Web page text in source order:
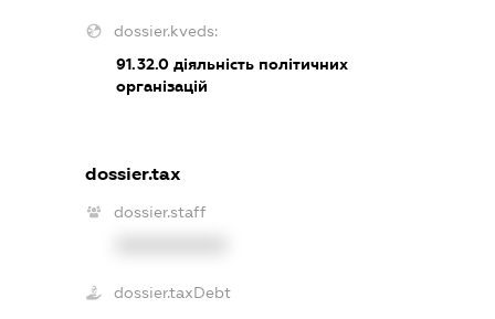
dossier.kveds:
91.32.0 діяльність політичних
організацій
dossier.tax
dossier.staff
dossier.taxDebt